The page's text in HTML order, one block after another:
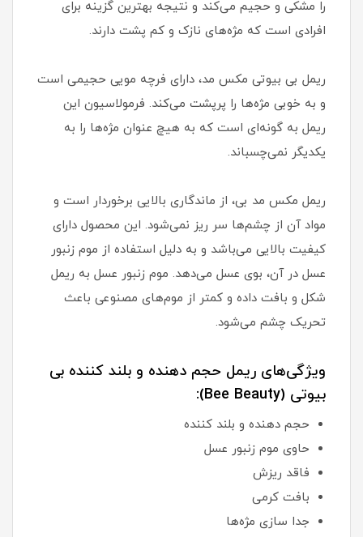
را مشکی و حجیم می‌کند و نتیجه بهترین گزینه برای
افرادی است که مژه‌های نازک و کم پشت دارند.
ریمل بی بیوتی مکس مد، دارای فرچه مویی حجیمی است
و به خوبی مژه‌ها را پرپشت می‌کند. فرمولاسیون این
ریمل به گونه‌ای است که به هیچ عنوان مژه‌ها را به
یکدیگر نمی‌چسباند.
ریمل مکس مد بی، از ماندگاری بالایی برخوردار است و
مواد آن از چشم‌ها سر ریز نمی‌شود. این محصول دارای
کیفیت بالایی می‌باشد و به دلیل استفاده از موم زنبور
عسل در آن، بوی عسل می‌دهد. موم زنبور عسل به ریمل
شکل و بافت داده و کمتر از موم‌های مصنوعی باعث
تحریک چشم می‌شود.
ویژگی‌های ریمل حجم دهنده و بلند کننده بی
بیوتی (Bee Beauty):
حجم دهنده و بلند کننده
حاوی موم زنبور عسل
فاقد ریزش
بافت کرمی
جدا سازی مژه‌ها